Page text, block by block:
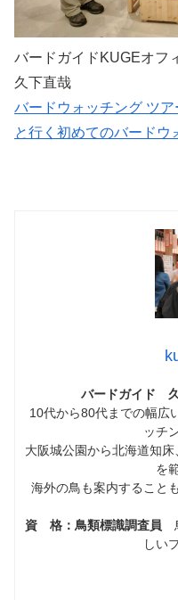
バードガイドKUGEオフ
久下直哉
バードウォッチング ツ
と行く初めてのバードウ
バードガイド
10代から80代までの幅広
ッチ
大阪城公園から北海道知
を
海外の鳥も案内すること
資 格：鳥類標識調査員
しい